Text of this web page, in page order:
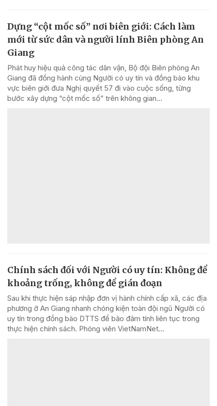
Dựng “cột mốc số” nơi biên giới: Cách làm
mới từ sức dân và người lính Biên phòng An
Giang
Phát huy hiệu quả công tác dân vận, Bộ đội Biên phòng An
Giang đã đồng hành cùng Người có uy tín và đồng bào khu
vực biên giới đưa Nghị quyết 57 đi vào cuộc sống, từng
bước xây dựng “cột mốc số” trên không gian...
Chính sách đối với Người có uy tín: Không để
khoảng trống, không để gián đoạn
Sau khi thực hiện sáp nhập đơn vị hành chính cấp xã, các địa
phương ở An Giang nhanh chóng kiện toàn đội ngũ Người có
uy tín trong đồng bào DTTS để bảo đảm tính liên tục trong
thực hiện chính sách. Phóng viên VietNamNet...